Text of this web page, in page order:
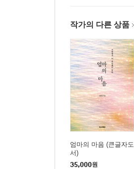
작가의 다른 상품
엄마의 마음 (큰글자도
서)
35,000원